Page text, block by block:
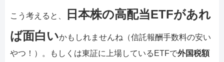
こう考えると、
日本株の高配当ETFがあれ
ば面白いかもしれませんね（信託報酬手数料の安い
やつ！）。もしくは東証に上場しているETFで外国税額